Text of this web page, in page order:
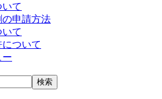
て
申請方法
て
ついて
ー